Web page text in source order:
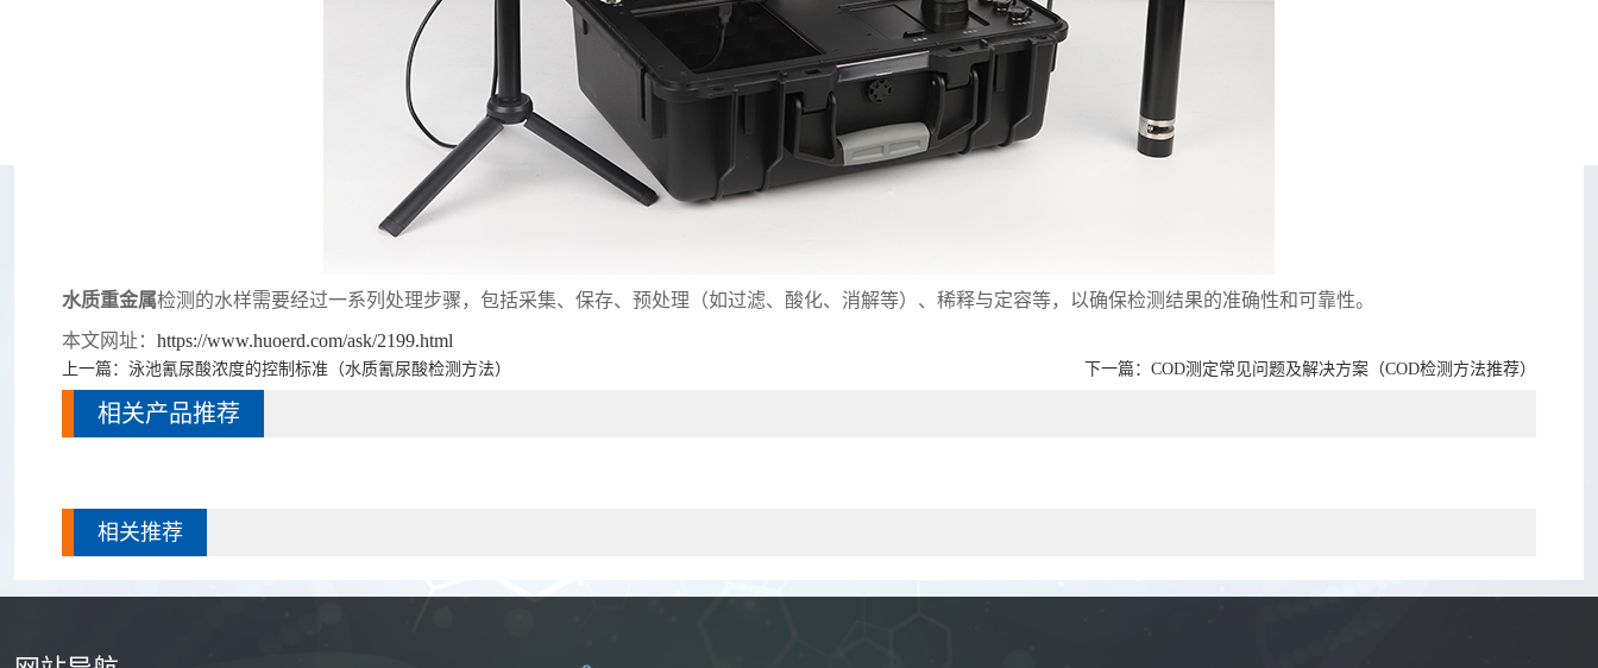
水质重金属检测的水样需要经过一系列处理步骤，包括采集、保存、预处理（如过滤、酸化、消解等）、稀释与定容等，以确保检测结果的准确性和可靠性。
本文网址： https://www.huoerd.com/ask/2199.html
上一篇： 泳池氰尿酸浓度的控制标准（水质氰尿酸检测方法） 下一篇： COD测定常见问题及解决方案（COD检测方法推荐）
相关产品推荐
相关推荐